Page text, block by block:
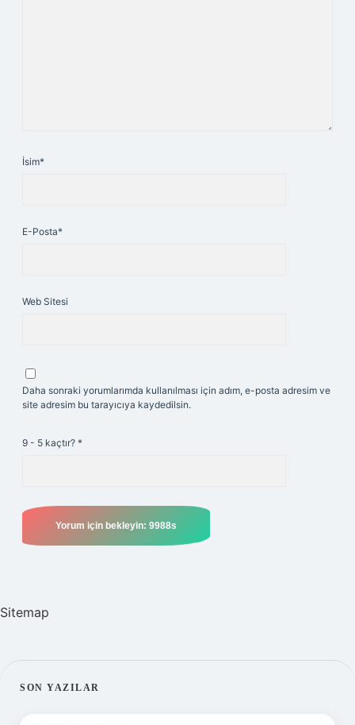
İsim*
E-Posta*
Web Sitesi
Daha sonraki yorumlarımda kullanılması için adım, e-posta adresim ve
site adresim bu tarayıcıya kaydedilsin.
9 - 5 kaçtır? *
Sitemap
SIDEBAR
SON YAZILAR